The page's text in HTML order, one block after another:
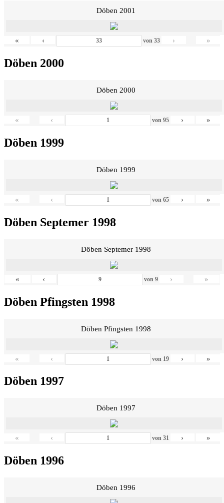
Döben 2001
« ‹ von33 › »
Döben 2000
Döben 2000
« ‹ von 95 › »
Döben 1999
Döben 1999
« ‹ von 65 › »
Döben Septemer 1998
Döben Septemer 1998
« ‹ von 9 › »
Döben Pfingsten 1998
Döben Pfingsten 1998
« ‹ von 19 › »
Döben 1997
Döben 1997
« ‹ von 31 › »
Döben 1996
Döben 1996